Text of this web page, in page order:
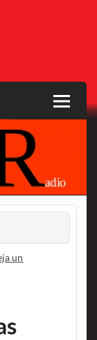
un